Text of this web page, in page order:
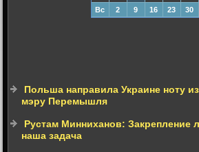
Вс
2 9 16 23 30
Польша направила Украине ноту
мэру Перемышля
Рустам Минниханов: Закрепление
наша задача